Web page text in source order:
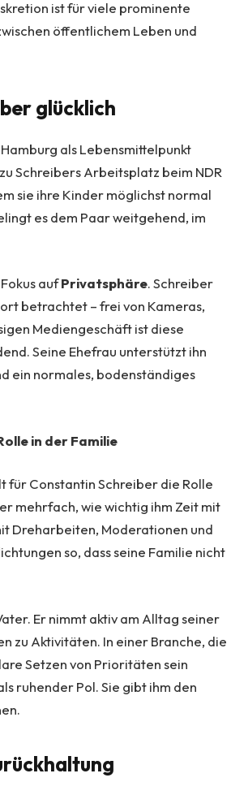
ist für viele prominente
öffentlichem Leben und
glücklich
als Lebensmittelpunkt
Schreibers Arbeitsplatz beim NDR
sie ihre Kinder möglichst normal
es dem Paar weitgehend, im
aufPrivatsphäre. Schreiber
betrachtet – frei von Kameras,
Mediengeschäft ist diese
Seine Ehefrau unterstützt ihn
ein normales, bodenständiges
in der Familie
für Constantin Schreiber die Rolle
mehrfach, wie wichtig ihm Zeit mit
Dreharbeiten, Moderationen und
so, dass seine Familie nicht
Er nimmt aktiv am Alltag seiner
zu Aktivitäten. In einer Branche, die
Setzen von Prioritäten sein
ruhender Pol. Sie gibt ihm den